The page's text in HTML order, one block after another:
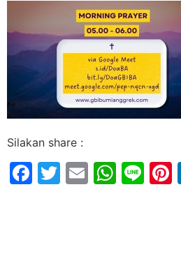
Silakan share :
Facebook
Twitter
Email